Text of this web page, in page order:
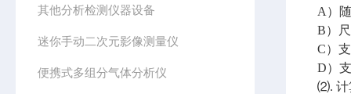
其他分析检测仪器设备
迷你手动二次元影像测量仪
便携式多组分气体分析仪
A）
B）
C）
D）
⑵. 计